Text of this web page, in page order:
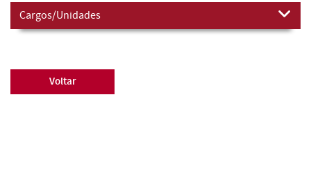
Cargos/Unidades
Voltar